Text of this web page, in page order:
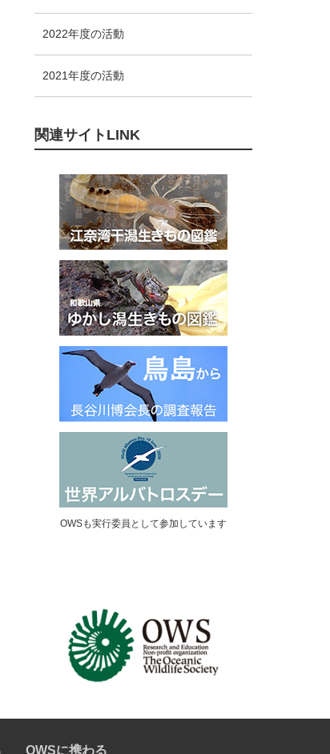
2022年度の活動
2021年度の活動
関連サイトLINK
OWSも実行委員として参加しています
OWSに携わる